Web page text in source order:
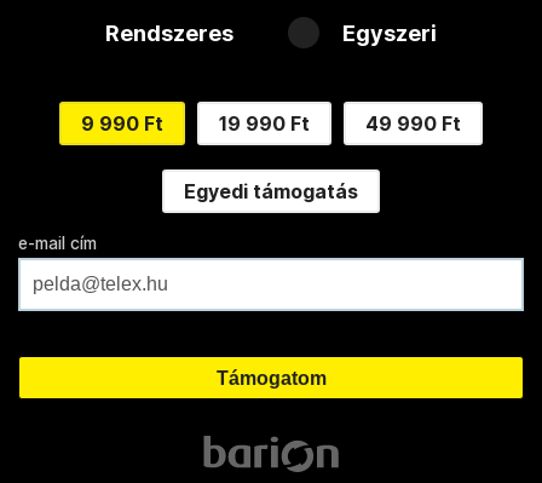
Rendszeres Egyszeri
9 990 Ft 19 990 Ft 49 990 Ft
Egyedi támogatás
e-mail cím